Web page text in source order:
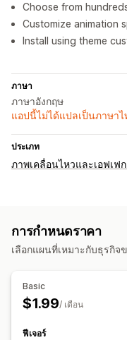
Choose from
Customize animation
Install using theme
ภาษา
ภาษาอังกฤษ
แอปนี้ไม่ได้แปลเป็นภาษาไ
ประเภท
ภาพเคลื่อนไหวและเอฟเฟ
เอฟเฟกต์แบบตก เอฟเฟก
การเปลี่ยนรูปแบบตามการ
ฤดูใบไม้ร่วง
กิจกรรมที่กำหนดเอง
การกำหนดราคา
เลือกแผนที่เหมาะกับธุรกิ
Basic
$1.99/ เดือน
ฟีเจอร์